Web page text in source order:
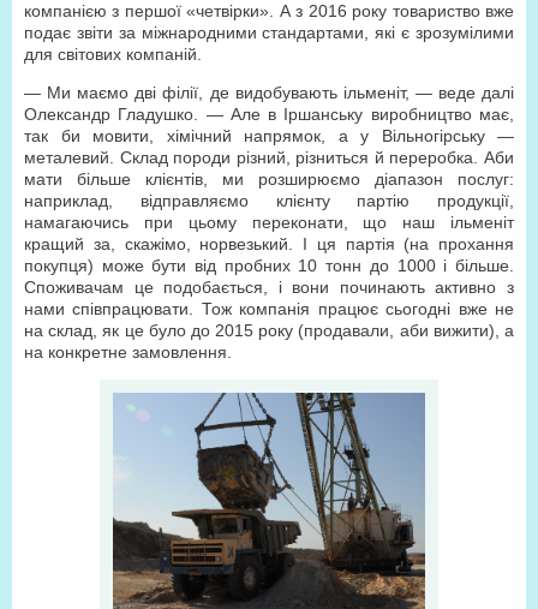
компанією з першої «четвірки». А з 2016 року товариство вже
подає звіти за міжнародними стандартами, які є зрозумілими
для світових компаній.
— Ми маємо дві філії, де видобувають ільменіт, — веде далі
Олександр Гладушко. — Але в Іршанську виробництво має,
так би мовити, хімічний напрямок, а у Вільногірську —
металевий. Склад породи різний, різниться й переробка. Аби
мати більше клієнтів, ми розширюємо діапазон послуг:
наприклад, відправляємо клієнту партію продукції,
намагаючись при цьому переконати, що наш ільменіт
кращий за, скажімо, норвезький. І ця партія (на прохання
покупця) може бути від пробних 10 тонн до 1000 і більше.
Споживачам це подобається, і вони починають активно з
нами співпрацювати. Тож компанія працює сьогодні вже не
на склад, як це було до 2015 року (продавали, аби вижити), а
на конкретне замовлення.